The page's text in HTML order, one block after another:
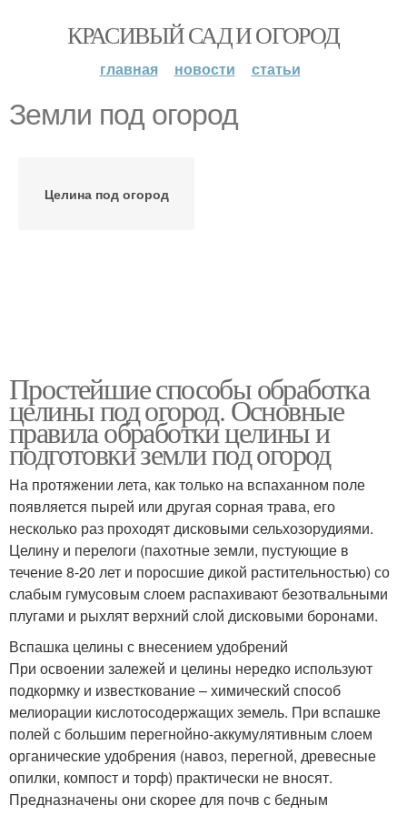
КРАСИВЫЙ САД И ОГОРОД
главная новости статьи
Земли под огород
Целина под огород
Простейшие способы обработка
целины под огород. Основные
правила обработки целины и
подготовки земли под огород
На протяжении лета, как только на вспаханном поле
появляется пырей или другая сорная трава, его
несколько раз проходят дисковыми сельхозорудиями.
Целину и перелоги (пахотные земли, пустующие в
течение 8-20 лет и поросшие дикой растительностью) со
слабым гумусовым слоем распахивают безотвальными
плугами и рыхлят верхний слой дисковыми боронами.
Вспашка целины с внесением удобрений
При освоении залежей и целины нередко используют
подкормку и известкование – химический способ
мелиорации кислотосодержащих земель. При вспашке
полей с большим перегнойно-аккумулятивным слоем
органические удобрения (навоз, перегной, древесные
опилки, компост и торф) практически не вносят.
Предназначены они скорее для почв с бедным